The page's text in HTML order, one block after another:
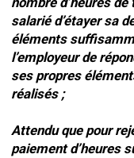
salarié d’étayer sa
éléments
l’employeur de
ses propres
réalisés ;
Attendu que pour
paiement d’heures